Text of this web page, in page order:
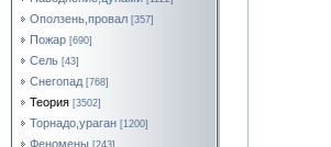
Оползень,провал [357]
Пожар [690]
Сель [43]
Снегопад [768]
Теория [3502]
Торнадо,ураган [1200]
Феномены [243]